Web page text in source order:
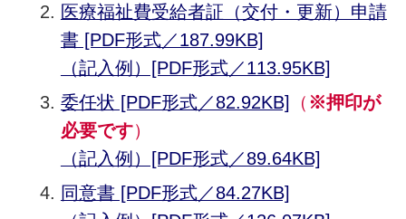
医療福祉費受給者証（交付・更新）申請
書 [PDF形式／187.99KB]
（記入例）[PDF形式／113.95KB]
委任状 [PDF形式／82.92KB]
（ ※押印が
必要です）
（記入例）[PDF形式／89.64KB]
同意書 [PDF形式／84.27KB]